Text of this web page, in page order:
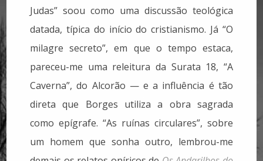
Judas” soou como uma discussão teológica
datada, típica do início do cristianismo. Já “O
milagre secreto”, em que o tempo estaca,
pareceu-me uma releitura da Surata 18, “A
Caverna”, do Alcorão — e a influência é tão
direta que Borges utiliza a obra sagrada
como epígrafe. “As ruínas circulares”, sobre
um homem que sonha outro, lembrou-me